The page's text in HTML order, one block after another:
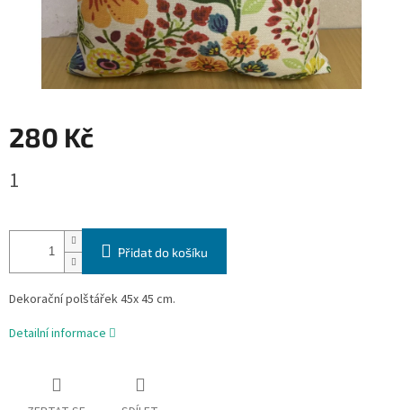
280 Kč
cena:
1
Přidat do košíku
Dekorační polštářek 45x 45 cm.
Detailní informace